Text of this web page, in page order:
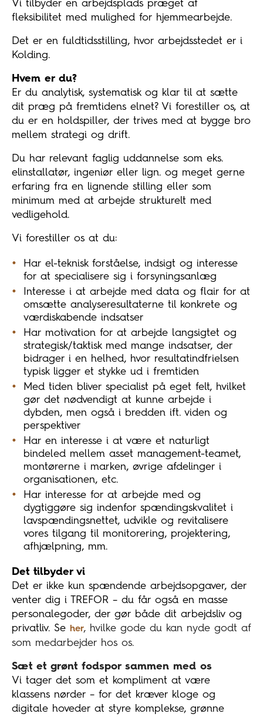
Vi tilbyder en arbejdsplads præget af
fleksibilitet med mulighed for hjemmearbejde.
Det er en fuldtidsstilling, hvor arbejdsstedet er i
Kolding.
Hvem er du?
Er du analytisk, systematisk og klar til at sætte
dit præg på fremtidens elnet? Vi forestiller os, at
du er en holdspiller, der trives med at bygge bro
mellem strategi og drift.
Du har relevant faglig uddannelse som eks.
elinstallatør, ingeniør eller lign. og meget gerne
erfaring fra en lignende stilling eller som
minimum med at arbejde strukturelt med
vedligehold.
Vi forestiller os at du:
Har el-teknisk forståelse, indsigt og interesse
for at specialisere sig i forsyningsanlæg
Interesse i at arbejde med data og flair for at
omsætte analyseresultaterne til konkrete og
værdiskabende indsatser
Har motivation for at arbejde langsigtet og
strategisk/taktisk med mange indsatser, der
bidrager i en helhed, hvor resultatindfrielsen
typisk ligger et stykke ud i fremtiden
Med tiden bliver specialist på eget felt, hvilket
gør det nødvendigt at kunne arbejde i
dybden, men også i bredden ift. viden og
perspektiver
Har en interesse i at være et naturligt
bindeled mellem asset management-teamet,
montørerne i marken, øvrige afdelinger i
organisationen, etc.
Har interesse for at arbejde med og
dygtiggøre sig indenfor spændingskvalitet i
lavspændingsnettet, udvikle og revitalisere
vores tilgang til monitorering, projektering,
afhjælpning, mm.
Det tilbyder vi
Det er ikke kun spændende arbejdsopgaver, der
venter dig i TREFOR – du får også en masse
personalegoder, der gør både dit arbejdsliv og
privatliv. Se her, hvilke gode du kan nyde godt af
som medarbejder hos os.
Sæt et grønt fodspor sammen med os
Vi tager det som et kompliment at være
klassens nørder – for det kræver kloge og
digitale hoveder at styre komplekse, grønne